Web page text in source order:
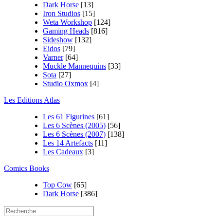
Dark Horse [13]
Iron Studios [15]
Weta Workshop [124]
Gaming Heads [816]
Sideshow [132]
Eidos [79]
Varner [64]
Muckle Mannequins [33]
Sota [27]
Studio Oxmox [4]
Les Editions Atlas
Les 61 Figurines [61]
Les 6 Scènes (2005) [56]
Les 6 Scènes (2007) [138]
Les 14 Artefacts [11]
Les Cadeaux [3]
Comics Books
Top Cow [65]
Dark Horse [386]